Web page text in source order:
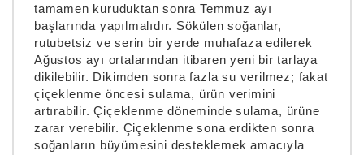
tamamen kuruduktan sonra Temmuz ayı
başlarında yapılmalıdır. Sökülen soğanlar,
rutubetsiz ve serin bir yerde muhafaza edilerek
Ağustos ayı ortalarından itibaren yeni bir tarlaya
dikilebilir. Dikimden sonra fazla su verilmez; fakat
çiçeklenme öncesi sulama, ürün verimini
artırabilir. Çiçeklenme döneminde sulama, ürüne
zarar verebilir. Çiçeklenme sona erdikten sonra
soğanların büyümesini desteklemek amacıyla